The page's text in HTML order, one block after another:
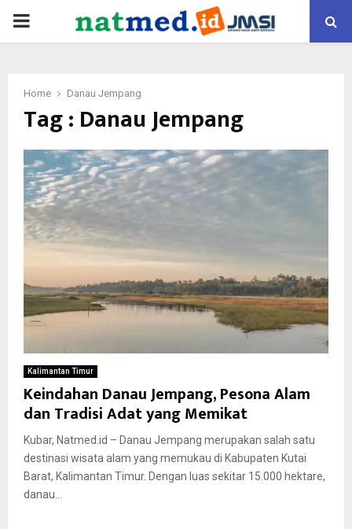
PRIMARY
Home Danau Jempang
Tag : Danau Jempang
Kalimantan Timur
Keindahan Danau Jempang, Pesona Alam
dan Tradisi Adat yang Memikat
Kubar, Natmed.id – Danau Jempang merupakan salah satu
destinasi wisata alam yang memukau di Kabupaten Kutai
Barat, Kalimantan Timur. Dengan luas sekitar 15.000 hektare,
danau...